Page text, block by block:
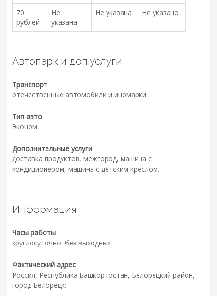
70
рублей
Не
указана
Не указана Не указано
Автопарк и доп.услуги
Транспорт
отечественные автомобили и иномарки
Тип авто
Эконом
Дополнительные услуги
доставка продуктов, межгород, машина с
кондиционером, машина с детским креслом.
Информация
Часы работы
круглосуточно, без выходных
Фактический адрес
Россия, Республика Башкортостан, Белорецкий район,
город Белорецк;